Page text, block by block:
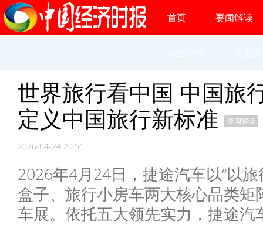
首页 要闻解读
世界旅行看中国 中国旅
定义中国旅行新标准
要闻解读
2026-04-24 20:51
2026年4月24日，捷途汽车以“以
盒子、旅行小房车两大核心品类矩
车展。依托五大领先实力，捷途汽